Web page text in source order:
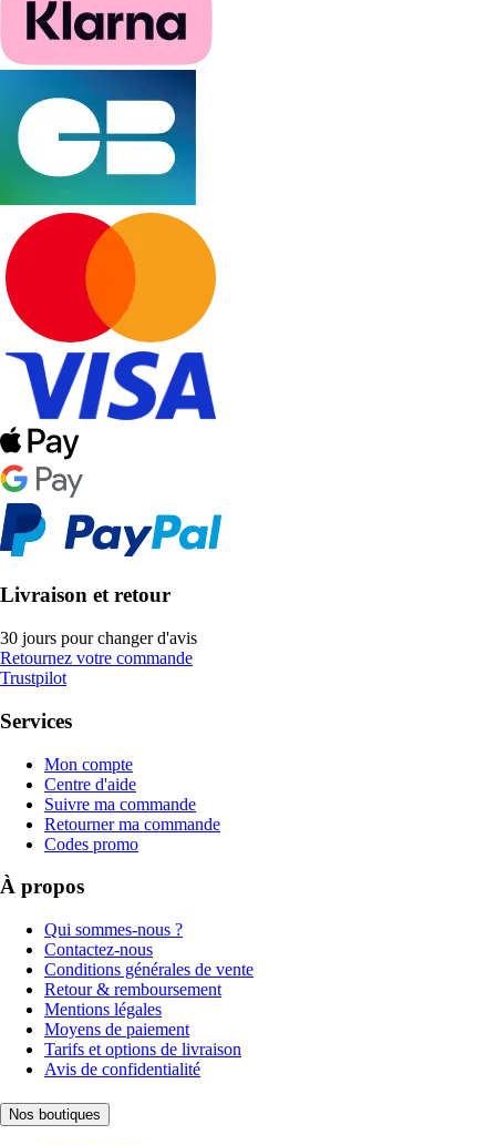
Livraison et retour
30 jours pour changer d'avis
Retournez votre commande
Trustpilot
Services
Mon compte
Centre d'aide
Suivre ma commande
Retourner ma commande
Codes promo
À propos
Qui sommes-nous ?
Contactez-nous
Conditions générales de vente
Retour & remboursement
Mentions légales
Moyens de paiement
Tarifs et options de livraison
Avis de confidentialité
Nos boutiques